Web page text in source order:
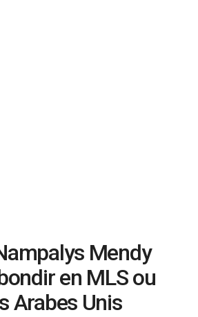
Mendy
en MLS ou
Arabes Unis